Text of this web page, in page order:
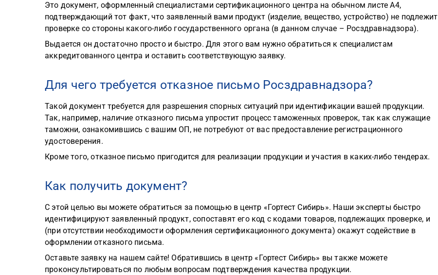
Это документ, оформленный специалистами сертификационного центра на обычном листе А4,
подтверждающий тот факт, что заявленный вами продукт (изделие, вещество, устройство) не подлежит
проверке со стороны какого-либо государственного органа (в данном случае – Росздравнадзора).
Выдается он достаточно просто и быстро. Для этого вам нужно обратиться к специалистам
аккредитованного центра и оставить соответствующую заявку.
Для чего требуется отказное письмо Росздравнадзора?
Такой документ требуется для разрешения спорных ситуаций при идентификации вашей продукции.
Так, например, наличие отказного письма упростит процесс таможенных проверок, так как служащие
таможни, ознакомившись с вашим ОП, не потребуют от вас предоставление регистрационного
удостоверения.
Кроме того, отказное письмо пригодится для реализации продукции и участия в каких-либо тендерах.
Как получить документ?
С этой целью вы можете обратиться за помощью в центр «Гортест Сибирь». Наши эксперты быстро
идентифицируют заявленный продукт, сопоставят его код с кодами товаров, подлежащих проверке, и
(при отсутствии необходимости оформления сертификационного документа) окажут содействие в
оформлении отказного письма.
Оставьте заявку на нашем сайте! Обратившись в центр «Гортест Сибирь» вы также можете
проконсультироваться по любым вопросам подтверждения качества продукции.